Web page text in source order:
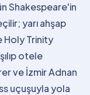
Shakespeare'in
yarı ahşap
Holy Trinity
otele
ve İzmir Adnan
uçuşuyla yola